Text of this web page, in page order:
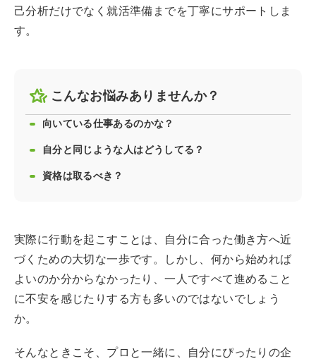
己分析だけでなく就活準備までを丁寧にサポートしま
す。
こんなお悩みありませんか？
向いている仕事あるのかな？
自分と同じような人はどうしてる？
資格は取るべき？
実際に行動を起こすことは、自分に合った働き方へ近
づくための大切な一歩です。しかし、何から始めれば
よいのか分からなかったり、一人ですべて進めること
に不安を感じたりする方も多いのではないでしょう
か。
そんなときこそ、プロと一緒に、自分にぴったりの企